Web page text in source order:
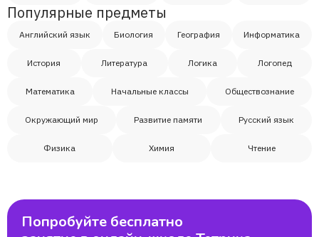
Популярные предметы
Английский язык Биология География Информатика
История Литература Логика Логопед
Математика Начальные классы Обществознание
Окружающий мир Развитие памяти Русский язык
Физика Химия Чтение
Попробуйте бесплатно